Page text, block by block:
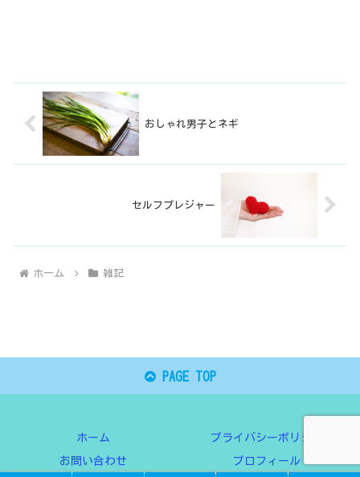
おしゃれ男子とネギ
セルフプレジャー
ホーム 雑記
PAGE TOP
ホーム プライバシーポリシー
お問い合わせ プロフィール